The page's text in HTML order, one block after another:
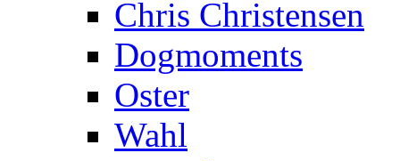
Chris Christensen
Dogmoments
Oster
Wahl